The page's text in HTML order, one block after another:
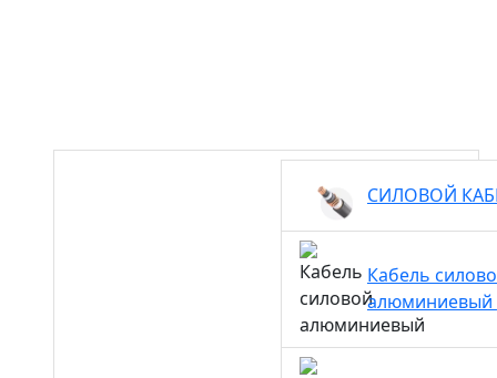
СИЛОВОЙ
Кабель
алюминиевый